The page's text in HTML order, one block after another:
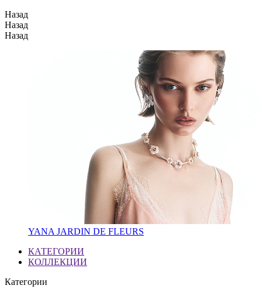
Назад
Назад
Назад
YANA JARDIN DE FLEURS
КАТЕГОРИИ
КОЛЛЕКЦИИ
Категории